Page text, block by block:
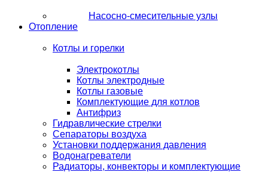
Насосно-смесительные узлы
Отопление
Котлы и горелки
Электрокотлы
Котлы электродные
Котлы газовые
Комплектующие для котлов
Антифриз
Гидравлические стрелки
Сепараторы воздуха
Установки поддержания давления
Водонагреватели
Радиаторы, конвекторы и комплектующие